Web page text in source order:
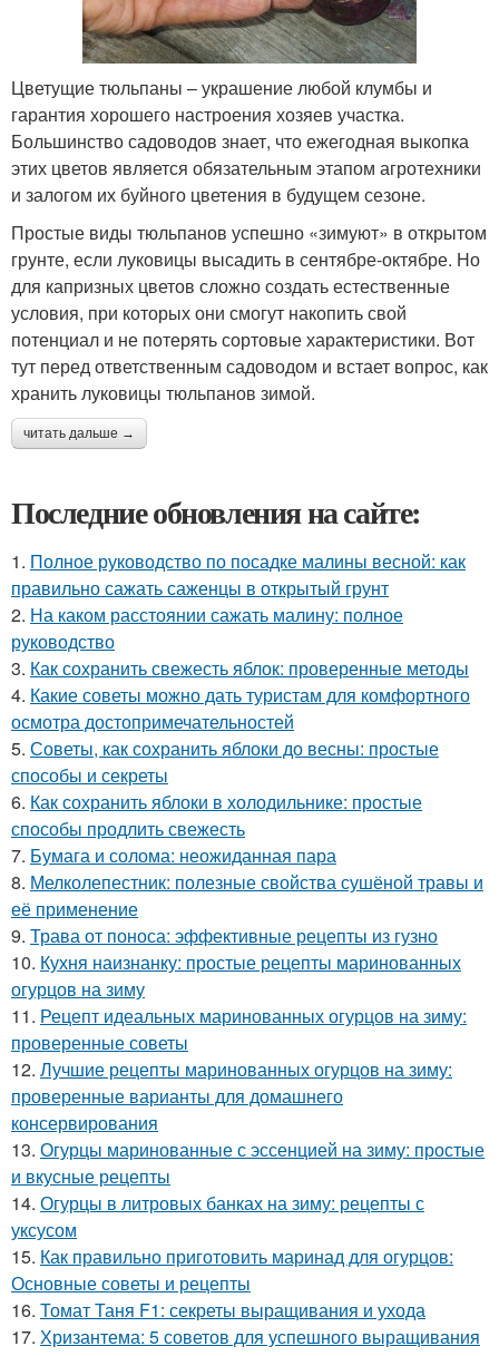
Цветущие тюльпаны – украшение любой клумбы и
гарантия хорошего настроения хозяев участка.
Большинство садоводов знает, что ежегодная выкопка
этих цветов является обязательным этапом агротехники
и залогом их буйного цветения в будущем сезоне.
Простые виды тюльпанов успешно «зимуют» в открытом
грунте, если луковицы высадить в сентябре-октябре. Но
для капризных цветов сложно создать естественные
условия, при которых они смогут накопить свой
потенциал и не потерять сортовые характеристики. Вот
тут перед ответственным садоводом и встает вопрос, как
хранить луковицы тюльпанов зимой.
читать дальше →
Последние обновления на сайте:
1. Полное руководство по посадке малины весной: как
правильно сажать саженцы в открытый грунт
2. На каком расстоянии сажать малину: полное
руководство
3. Как сохранить свежесть яблок: проверенные методы
4. Какие советы можно дать туристам для комфортного
осмотра достопримечательностей
5. Советы, как сохранить яблоки до весны: простые
способы и секреты
6. Как сохранить яблоки в холодильнике: простые
способы продлить свежесть
7. Бумага и солома: неожиданная пара
8. Мелколепестник: полезные свойства сушёной травы и
её применение
9. Трава от поноса: эффективные рецепты из гузно
10. Кухня наизнанку: простые рецепты маринованных
огурцов на зиму
11. Рецепт идеальных маринованных огурцов на зиму:
проверенные советы
12. Лучшие рецепты маринованных огурцов на зиму:
проверенные варианты для домашнего
консервирования
13. Огурцы маринованные с эссенцией на зиму: простые
и вкусные рецепты
14. Огурцы в литровых банках на зиму: рецепты с
уксусом
15. Как правильно приготовить маринад для огурцов:
Основные советы и рецепты
16. Томат Таня F1: секреты выращивания и ухода
17. Хризантема: 5 советов для успешного выращивания